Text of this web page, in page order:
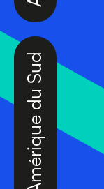
Amérique du Sud